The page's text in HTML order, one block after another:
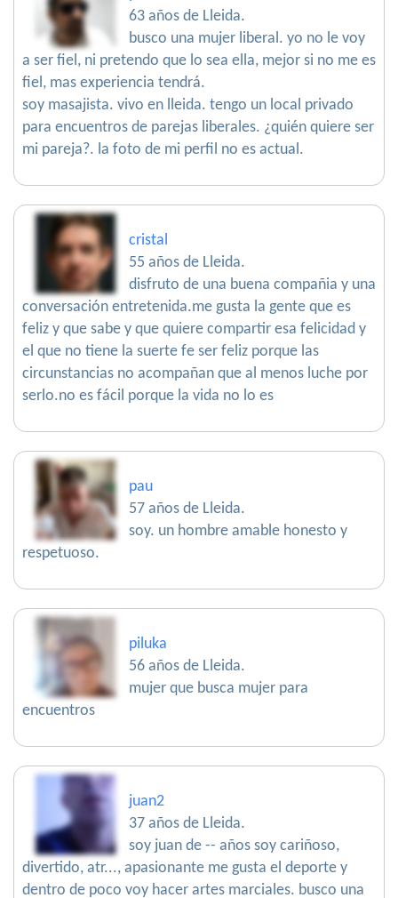
63 años de Lleida.
busco una mujer liberal. yo no le voy
a ser fiel, ni pretendo que lo sea ella, mejor si no me es
fiel, mas experiencia tendrá.
soy masajista. vivo en lleida. tengo un local privado
para encuentros de parejas liberales. ¿quién quiere ser
mi pareja?. la foto de mi perfil no es actual.
cristal
55 años de Lleida.
disfruto de una buena compañia y una
conversación entretenida.me gusta la gente que es
feliz y que sabe y que quiere compartir esa felicidad y
el que no tiene la suerte fe ser feliz porque las
circunstancias no acompañan que al menos luche por
serlo.no es fácil porque la vida no lo es
pau
57 años de Lleida.
soy. un hombre amable honesto y
respetuoso.
piluka
56 años de Lleida.
mujer que busca mujer para
encuentros
juan2
37 años de Lleida.
soy juan de -- años soy cariñoso,
divertido, atr..., apasionante me gusta el deporte y
dentro de poco voy hacer artes marciales. busco una